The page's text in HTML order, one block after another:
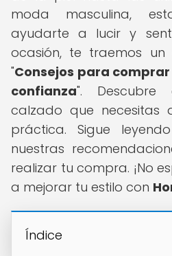
moda masculina,
ayudarte a lucir y
ocasión, te traemos un
"Consejos para
confianza". Descubre
calzado que necesitas
práctica. Sigue
nuestras
realizar tu compra. ¡No
a mejorar tu estilo con
Índice